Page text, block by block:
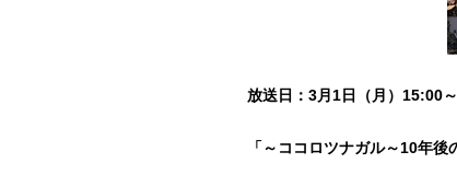
放送日：3月1日（月）15:00
「～ココロツナガル～10年後